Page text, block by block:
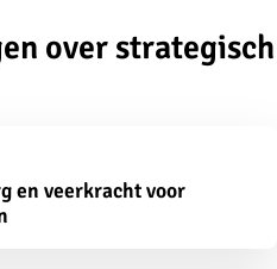
over strategisch
en veerkracht voor